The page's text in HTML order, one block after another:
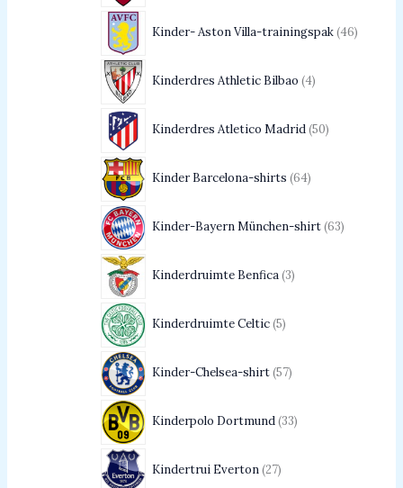
Kinder- Aston Villa-trainingspak 46
Kinderdres Athletic Bilbao 4
Kinderdres Atletico Madrid 50
Kinder Barcelona-shirts 64
Kinder-Bayern München-shirt 63
Kinderdruimte Benfica 3
Kinderdruimte Celtic 5
Kinder-Chelsea-shirt 57
Kinderpolo Dortmund 33
Kindertrui Everton 27